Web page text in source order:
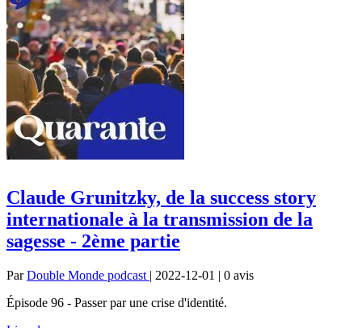
Claude Grunitzky, de la success story
internationale à la transmission de la
sagesse - 2ème partie
ParDouble Monde podcast | 2022-12-01 | 0 avis
Épisode 96 - Passer par une crise d'identité.